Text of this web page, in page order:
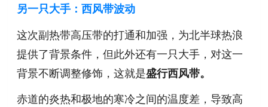
另一只大手：西风带波动
这次副热带高压带的打通和加强，为北半球热浪
提供了背景条件，但此外还有一只大手，对这一
背景不断调整修饰，这就是盛行西风带。
赤道的炎热和极地的寒冷之间的温度差，导致高